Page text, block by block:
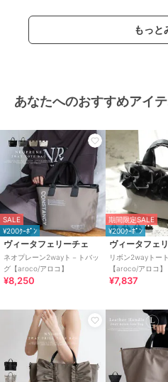
もっと
あなたへのおすすめアイ
SALE
¥200ｸｰﾎﾟﾝ
ヴィータフェリーチェ
ネオプレーン2wayト－トバッ
グ【aroco/アロコ】
¥8,250
期間限定SALE
¥200ｸｰﾎﾟﾝ
ヴィータフェ
リボン2wayトー
【aroco/アロコ】
¥7,837